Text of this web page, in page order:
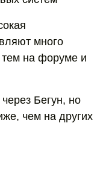
много
тем на форуме и
Бегун, но
чем на других